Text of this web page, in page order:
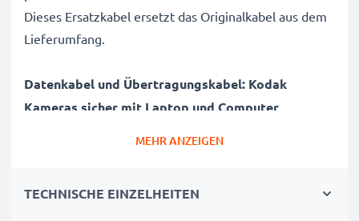
Dieses Ersatzkabel ersetzt das Originalkabel aus dem
Lieferumfang.
Datenkabel und Übertragungskabel: Kodak
Kameras sicher mit Laptop und Computer
✔ Schnelle Datenübertragung - Aufnahmen,
MEHR ANZEIGEN
TECHNISCHE EINZELHEITEN